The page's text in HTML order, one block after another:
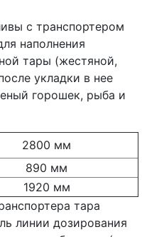
с транспортером
наполнения
тары (жестяной,
укладки в нее
горошек, рыба и
2800 мм
890 мм
1920 мм
тара
линии дозирования